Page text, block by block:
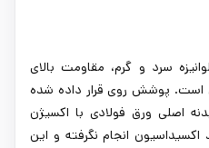
سرد و گرم، مقاومت بالای
است. پوشش روی قرار داده شده
اصلی ورق فولادی با اکسیژن
اکسیداسیون انجام نگرفته و این